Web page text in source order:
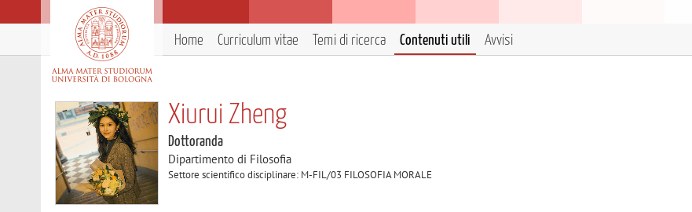
Home Curriculum vitae Temi di ricerca Contenuti utili Avvisi
Xiurui Zheng
Dottoranda
Dipartimento di Filosofia
Settore scientifico disciplinare: M-FIL/03 FILOSOFIA MORALE